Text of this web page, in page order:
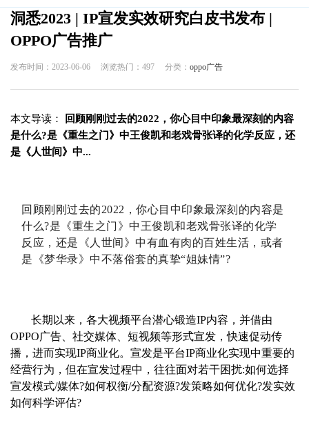
洞悉2023 | IP宣发实效研究白皮书发布 |
OPPO广告推广
发布时间：2023-06-06 浏览热门：497 分类： oppo广告
本文导读：
回顾刚刚过去的2022，你心目中印象最深刻的内容
是什么?是《重生之门》中王俊凯和老戏骨张译的化学反应，还
是《人世间》中...
回顾刚刚过去的2022，你心目中印象最深刻的内容是
什么?是《重生之门》中王俊凯和老戏骨张译的化学
反应，还是《人世间》中有血有肉的百姓生活，或者
是《梦华录》中不落俗套的真挚“姐妹情”?
长期以来，各大视频平台潜心锻造IP内容，并借由
OPPO广告、社交媒体、短视频等形式宣发，快速促动传
播，进而实现IP商业化。宣发是平台IP商业化实现中重要的
经营行为，但在宣发过程中，往往面对若干困扰:如何选择
宣发模式/媒体?如何权衡/分配资源?发策略如何优化?发实效
如何科学评估?